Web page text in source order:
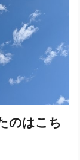
のはこち